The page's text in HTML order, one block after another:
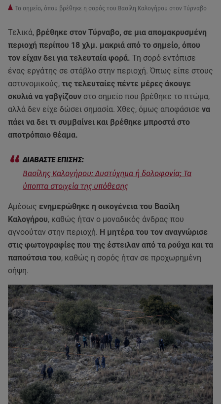
To σημείο, όπου βρέθηκε η σορός του Βασίλη Καλογήρου στον Τύρναβο
Τελικά, βρέθηκε στον Τύρναβο, σε μια απομακρυσμένη
περιοχή περίπου 18 χλμ. μακριά από το σημείο, όπου
τον είχαν δει για τελευταία φορά. Τη σορό εντόπισε
ένας εργάτης σε στάβλο στην περιοχή. Όπως είπε στους
αστυνομικούς, τις τελευταίες πέντε μέρες άκουγε
σκυλιά να γαβγίζουν στο σημείο που βρέθηκε το πτώμα,
αλλά δεν είχε δώσει σημασία. Χθες, όμως αποφάσισε να
πάει να δει τι συμβαίνει και βρέθηκε μπροστά στο
αποτρόπαιο θέαμα.
Βασίλης Καλογήρου: Δυστύχημα ή δολοφονία; Τα
ύποπτα στοιχεία της υπόθεσης
Αμέσως ενημερώθηκε η οικογένεια του Βασίλη
Καλογήρου, καθώς ήταν ο μοναδικός άνδρας που
αγνοούταν στην περιοχή. Η μητέρα του τον αναγνώρισε
στις φωτογραφίες που της έστειλαν από τα ρούχα και τα
παπούτσια του, καθώς η σορός ήταν σε προχωρημένη
σήψη.